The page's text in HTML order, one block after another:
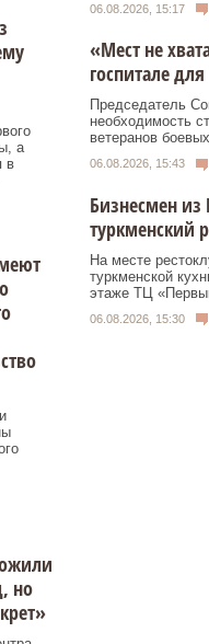
а
в
но
06.08.2026, 15:17
«Мест не
госпитале
Председатель
необходимость
ветеранов
06.08.2026, 15:43
Бизнесмен из
туркменский
На месте
туркменской
этаже ТЦ
06.08.2026, 15:30